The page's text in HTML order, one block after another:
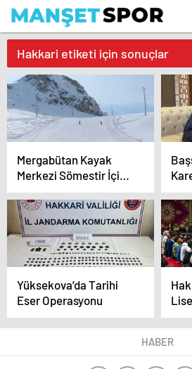
Hakkari etiketi için sonuçlar
Mergabütan Kayak
Merkezi Sömestir İçin
Hazır
Yüksekova’da Tarihi
Eser Operasyonu
HABER